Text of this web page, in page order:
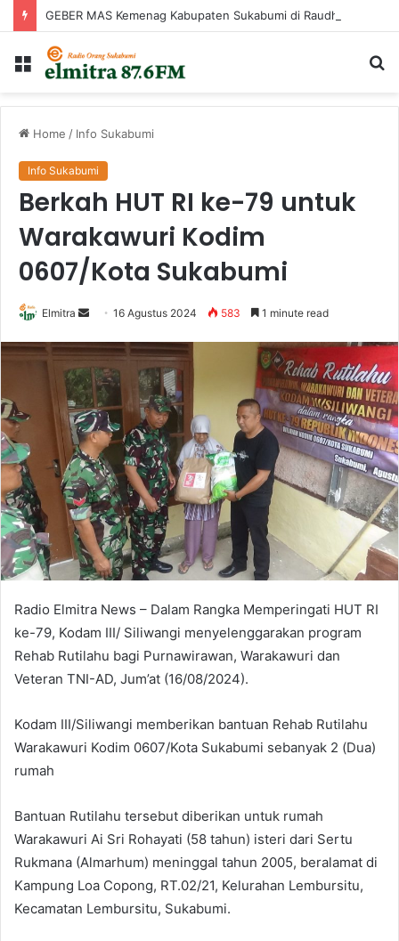
Menu
Home / Info Sukabumi
Info Sukabumi
Berkah HUT RI ke-79 untuk
Warakawuri Kodim
0607/Kota Sukabumi
Elmitra
Send
email
16 Agustus 2024 583 1 minute read
Radio Elmitra News – Dalam Rangka Memperingati HUT RI
ke-79, Kodam III/ Siliwangi menyelenggarakan program
Rehab Rutilahu bagi Purnawirawan, Warakawuri dan
Veteran TNI-AD, Jum’at (16/08/2024).
Kodam III/Siliwangi memberikan bantuan Rehab Rutilahu
Warakawuri Kodim 0607/Kota Sukabumi sebanyak 2 (Dua)
rumah
Bantuan Rutilahu tersebut diberikan untuk rumah
Warakawuri Ai Sri Rohayati (58 tahun) isteri dari Sertu
Rukmana (Almarhum) meninggal tahun 2005, beralamat di
Kampung Loa Copong, RT.02/21, Kelurahan Lembursitu,
Kecamatan Lembursitu, Sukabumi.